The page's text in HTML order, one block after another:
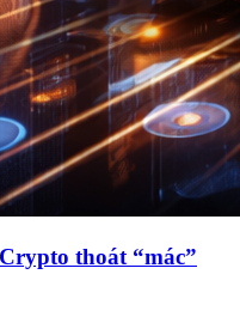
thoát “mác”